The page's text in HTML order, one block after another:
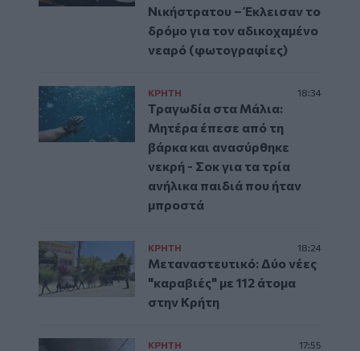
Νικήστρατου – Έκλεισαν το
δρόμο για τον αδικοχαμένο
νεαρό (φωτογραφίες)
ΚΡΗΤΗ 18:34
Τραγωδία στα Μάλια:
Μητέρα έπεσε από τη
βάρκα και ανασύρθηκε
νεκρή - Σοκ για τα τρία
ανήλικα παιδιά που ήταν
μπροστά
ΚΡΗΤΗ 18:24
Μεταναστευτικό: Δύο νέες
"καραβιές" με 112 άτομα
στην Κρήτη
ΚΡΗΤΗ 17:55